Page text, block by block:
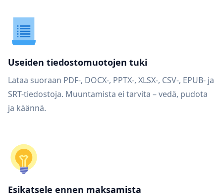
Useiden tiedostomuotojen tuki
Lataa suoraan PDF-, DOCX-, PPTX-, XLSX-, CSV-, EPUB- ja
SRT-tiedostoja. Muuntamista ei tarvita – vedä, pudota
ja käännä.
Esikatsele ennen maksamista